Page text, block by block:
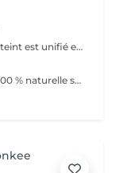
Ce soin purifie et hydrate votre peau. Votre teint est unifié et lumineux, grâce à l' alliance du Charbon Végétal et de l'édulis
Découvrez la sensation de lhuile de Jojoba 100 % naturelle sur votre peau. Nourrie, votre peau retrouve tout son confort. Libéré de ses tensions grâce aux mains habiles de notre esthéticienne, votre visage est détendu. Bénéfices : Nourrie, votre peau retrouve tout son confort.